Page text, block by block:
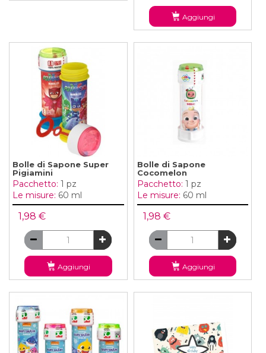
Aggiungi
Bolle di Sapone Super
Pigiamini
Pacchetto: 1 pz
Le misure: 60 ml
1,98 €
Aggiungi
Bolle di Sapone
Cocomelon
Pacchetto: 1 pz
Le misure: 60 ml
1,98 €
Aggiungi